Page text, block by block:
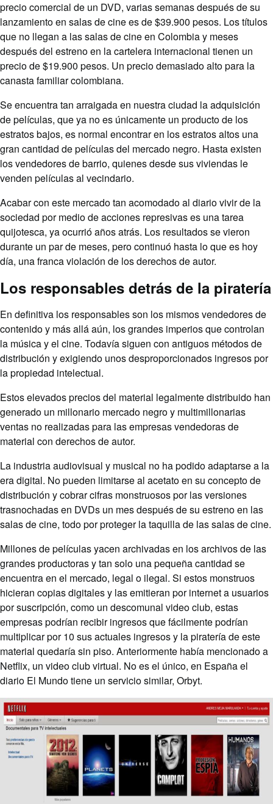
precio comercial de un DVD, varias semanas después de su
lanzamiento en salas de cine es de $39.900 pesos. Los títulos
que no llegan a las salas de cine en Colombia y meses
después del estreno en la cartelera internacional tienen un
precio de $19.900 pesos. Un precio demasiado alto para la
canasta familiar colombiana.
Se encuentra tan arraigada en nuestra ciudad la adquisición
de películas, que ya no es únicamente un producto de los
estratos bajos, es normal encontrar en los estratos altos una
gran cantidad de películas del mercado negro. Hasta existen
los vendedores de barrio, quienes desde sus viviendas le
venden películas al vecindario.
Acabar con este mercado tan acomodado al diario vivir de la
sociedad por medio de acciones represivas es una tarea
quijotesca, ya ocurrió años atrás. Los resultados se vieron
durante un par de meses, pero continuó hasta lo que es hoy
día, una franca violación de los derechos de autor.
Los responsables detrás de la piratería
En definitiva los responsables son los mismos vendedores de
contenido y más allá aún, los grandes imperios que controlan
la música y el cine. Todavía siguen con antiguos métodos de
distribución y exigiendo unos desproporcionados ingresos por
la propiedad intelectual.
Estos elevados precios del material legalmente distribuido han
generado un millonario mercado negro y multimillonarias
ventas no realizadas para las empresas vendedoras de
material con derechos de autor.
La industria audiovisual y musical no ha podido adaptarse a la
era digital. No pueden limitarse al acetato en su concepto de
distribución y cobrar cifras monstruosos por las versiones
trasnochadas en DVDs un mes después de su estreno en las
salas de cine, todo por proteger la taquilla de las salas de cine.
Millones de películas yacen archivadas en los archivos de las
grandes productoras y tan solo una pequeña cantidad se
encuentra en el mercado, legal o ilegal. Si estos monstruos
hicieran copias digitales y las emitieran por internet a usuarios
por suscripción, como un descomunal video club, estas
empresas podrían recibir ingresos que fácilmente podrían
multiplicar por 10 sus actuales ingresos y la piratería de este
material quedaría sin piso. Anteriormente había mencionado a
Netflix, un video club virtual. No es el único, en España el
diario El Mundo tiene un servicio similar, Orbyt.